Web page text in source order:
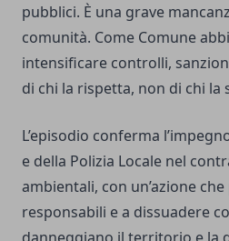
pubblici. È una grave
comunità. Come Comune
intensificare controlli,
di chi la rispetta, non di chi la
L’episodio conferma
e della Polizia Locale nel
ambientali, con un’azione
responsabili e a dissuadere
danneggiano il territorio e la